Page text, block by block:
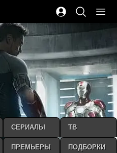
СЕРИАЛЫ ТВ
ПРЕМЬЕРЫ ПОДБОРКИ